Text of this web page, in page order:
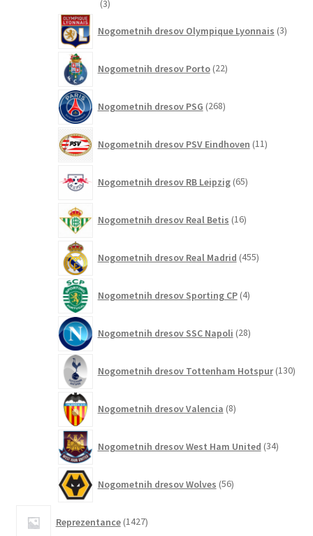
33
Nogometnih dresov Olympique Lyonnais 3izdelki
Nogometnih dresov Porto 22izdelkov
Nogometnih dresov PSG 268izdelkov
Nogometnih dresov PSV Eindhoven 11izdelkov
Nogometnih dresov RB Leipzig 65izdelkov
Nogometnih dresov Real Betis 16izdelkov
Nogometnih dresov Real Madrid 455izdelkov
Nogometnih dresov Sporting CP 4izdelki
Nogometnih dresov SSC Napoli 28izdelkov
Nogometnih dresov Tottenham Hotspur 130
Nogometnih dresov Valencia 8izdelkov
Nogometnih dresov West Ham United 34izdelkov
Nogometnih dresov Wolves 56izdelkov
Reprezentance 1427izdelkov